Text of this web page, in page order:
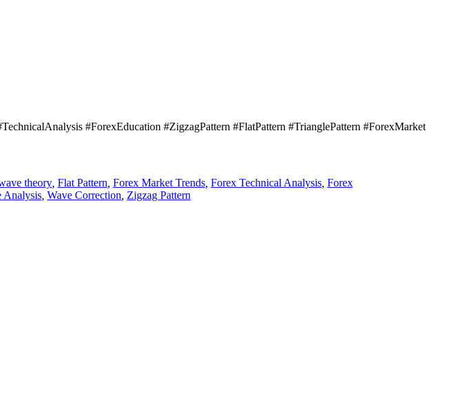
#ForexEducation #ZigzagPattern #FlatPattern #TrianglePattern #ForexMarket
theory, Flat Pattern Forex Market Trends, Forex Technical Analysis, Forex
Analysis, Wave Correction Zigzag Pattern